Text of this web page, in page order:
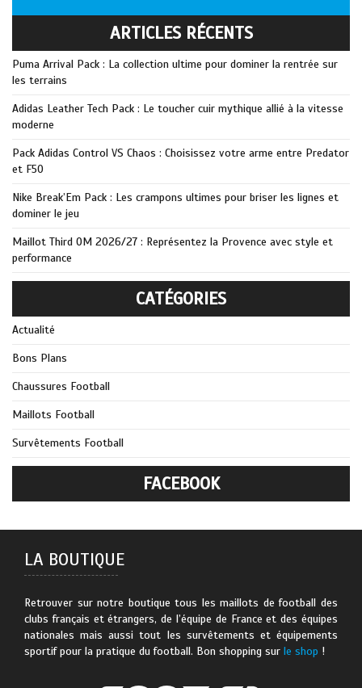
ARTICLES RÉCENTS
Puma Arrival Pack : La collection ultime pour dominer la rentrée sur
les terrains
Adidas Leather Tech Pack : Le toucher cuir mythique allié à la vitesse
moderne
Pack Adidas Control VS Chaos : Choisissez votre arme entre Predator
et F50
Nike Break’Em Pack : Les crampons ultimes pour briser les lignes et
dominer le jeu
Maillot Third OM 2026/27 : Représentez la Provence avec style et
performance
CATÉGORIES
Actualité
Bons Plans
Chaussures Football
Maillots Football
Survêtements Football
FACEBOOK
LA BOUTIQUE
Retrouver sur notre boutique tous les maillots de football des
clubs français et étrangers, de l’équipe de France et des équipes
nationales mais aussi tout les survêtements et équipements
sportif pour la pratique du football. Bon shopping sur le shop !